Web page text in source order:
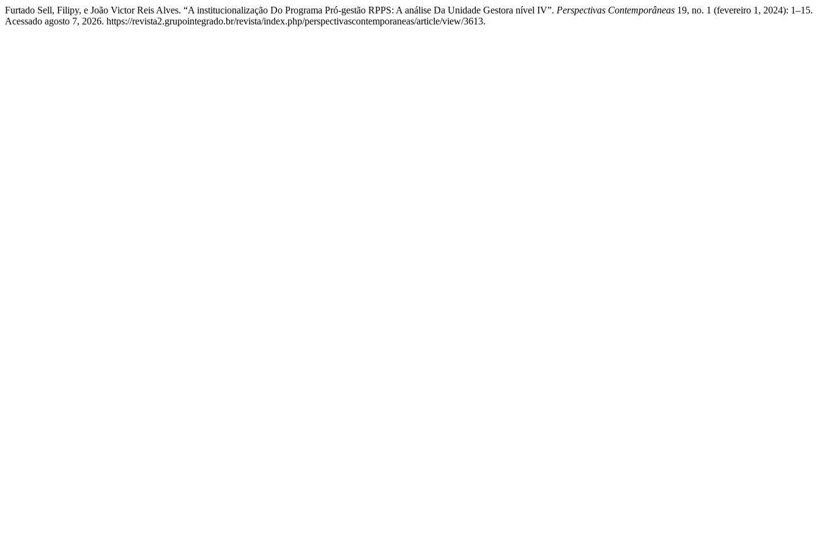
Furtado Sell, Filipy, e João Victor Reis Alves. “A institucionalização Do Programa Pró-gestão RPPS: A análise Da Unidade Gestora nível IV”. Perspectivas Contemporâneas 19, no. 1 (fevereiro 1, 2024): 1–15.
Acessado agosto 7, 2026. https://revista2.grupointegrado.br/revista/index.php/perspectivascontemporaneas/article/view/3613.